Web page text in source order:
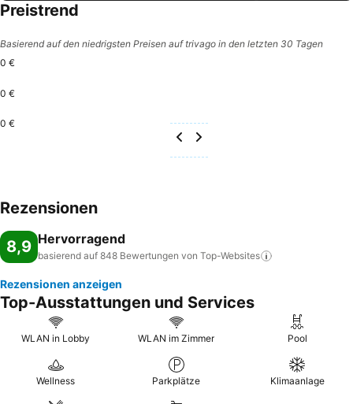
Preistrend
Basierend auf den niedrigsten Preisen auf trivago in den letzten 30 Tagen
0 €
0 €
0 €
Rezensionen
8,9 Hervorragend
basierend auf 848 Bewertungen von Top-Websites
Rezensionen anzeigen
Top-Ausstattungen und Services
WLAN in Lobby WLAN im Zimmer Pool
Wellness Parkplätze Klimaanlage